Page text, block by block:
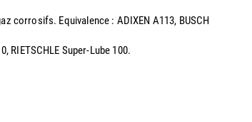
corrosifs. Equivalence : ADIXEN A113, BUSCH
RIETSCHLE Super-Lube 100.